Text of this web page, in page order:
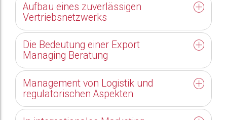
Aufbau eines zuverlässigen
Vertriebsnetzwerks
Die Bedeutung einer Export
Managing Beratung
Management von Logistik und
regulatorischen Aspekten